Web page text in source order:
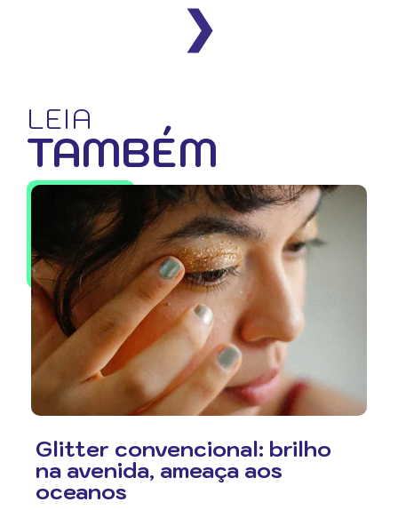
❯
LEIA
TAMBÉM
Glitter convencional: brilho
na avenida, ameaça aos
oceanos